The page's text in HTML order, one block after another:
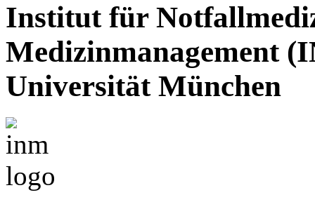
Institut für
Medizinmanagement
Universität München